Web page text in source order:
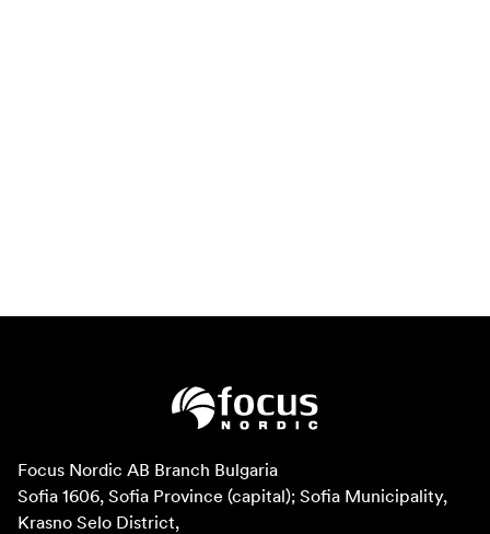
Focus Nordic AB Branch Bulgaria
Sofia 1606, Sofia Province (capital); Sofia Municipality,
Krasno Selo District,